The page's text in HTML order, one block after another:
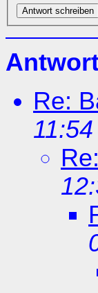
Re:
11:54